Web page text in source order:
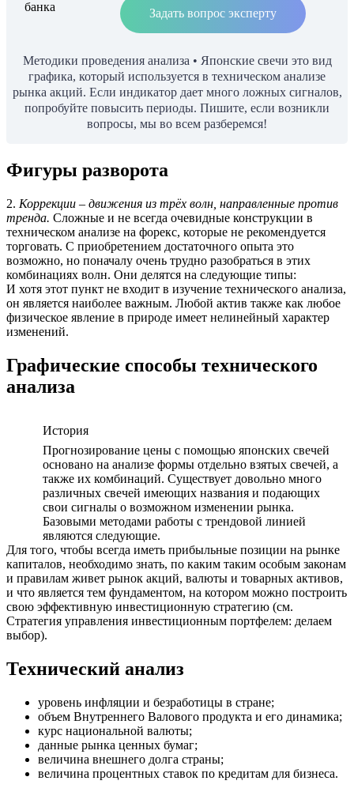
Задать вопрос эксперту
Методики проведения анализа • Японские свечи это вид
графика, который используется в техническом анализе
рынка акций. Если индикатор дает много ложных сигналов,
попробуйте повысить периоды. Пишите, если возникли
вопросы, мы во всем разберемся!
Фигуры разворота
2. Коррекции – движения из трёх волн, направленные против
тренда. Сложные и не всегда очевидные конструкции в
техническом анализе на форекс, которые не рекомендуется
торговать. С приобретением достаточного опыта это
возможно, но поначалу очень трудно разобраться в этих
комбинациях волн. Они делятся на следующие типы:
И хотя этот пункт не входит в изучение технического анализа,
он является наиболее важным. Любой актив также как любое
физическое явление в природе имеет нелинейный характер
изменений.
Графические способы технического
анализа
История
Прогнозирование цены с помощью японских свечей
основано на анализе формы отдельно взятых свечей, а
также их комбинаций. Существует довольно много
различных свечей имеющих названия и подающих
свои сигналы о возможном изменении рынка.
Базовыми методами работы с трендовой линией
являются следующие.
Для того, чтобы всегда иметь прибыльные позиции на рынке
капиталов, необходимо знать, по каким таким особым законам
и правилам живет рынок акций, валюты и товарных активов,
и что является тем фундаментом, на котором можно построить
свою эффективную инвестиционную стратегию (см.
Стратегия управления инвестиционным портфелем: делаем
выбор).
Технический анализ
уровень инфляции и безработицы в стране;
объем Внутреннего Валового продукта и его динамика;
курс национальной валюты;
данные рынка ценных бумаг;
величина внешнего долга страны;
величина процентных ставок по кредитам для бизнеса.